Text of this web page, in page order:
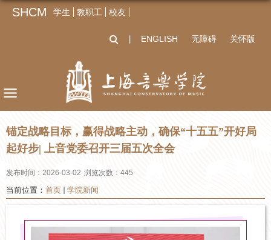
SHCM 学生 教职工 校友
ENGLISH 无障碍 关怀版
锚定战略目标，赢得战略主动，确保“十五五”开好局
起好步| 上音党委召开三届五次全会
发布时间：2026-03-02 浏览次数： 445
当前位置： 首页 学院新闻